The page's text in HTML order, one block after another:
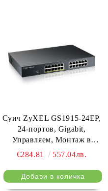
Суич ZyXEL GS1915-24EP,
24-портов, Gigabit,
Управляем, Монтаж в
шкаф, PoE
€284.81 557.04лв.